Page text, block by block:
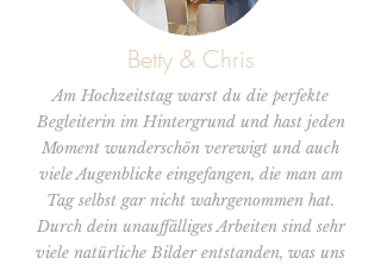
Betty & Chris
Am Hochzeitstag warst du die perfekte
Begleiterin im Hintergrund und hast jeden
Moment wunderschön verewigt und auch
viele Augenblicke eingefangen, die man am
Tag selbst gar nicht wahrgenommen hat.
Durch dein unauffälliges Arbeiten sind sehr
viele natürliche Bilderentstanden, was uns